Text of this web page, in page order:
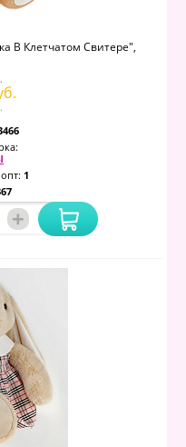
В Клетчатом Свитере",
1
+